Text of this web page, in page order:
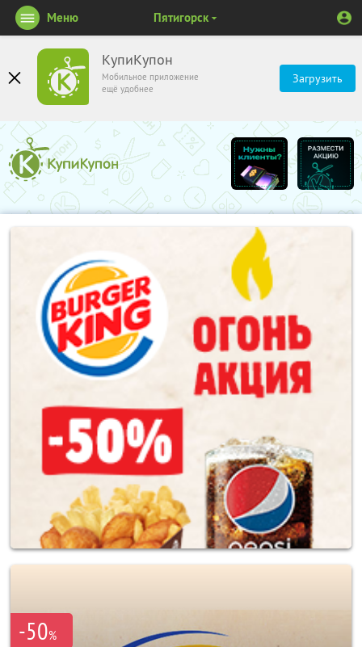
КупиКупон
Мобильное приложение
ещё удобнее
Загрузить
Меню Пятигорск
-50%